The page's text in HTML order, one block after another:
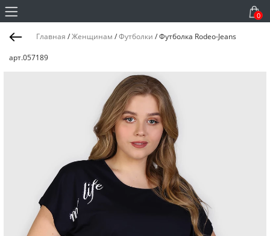
0
Главная /Женщинам /Футболки /Футболка Rodeo-Jeans
арт.057189